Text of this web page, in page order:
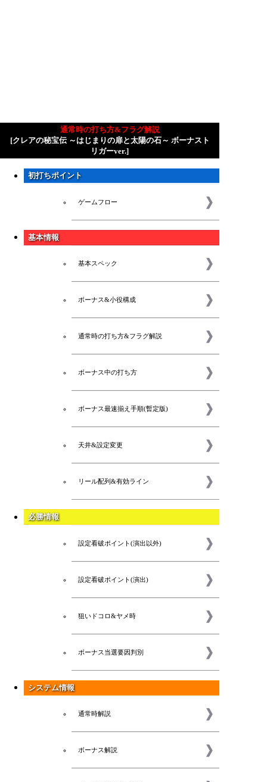
通常時の打ち方&フラグ解説
[クレアの秘宝伝 ～はじまりの扉と太陽の石～ ボーナスト
リガーver.]
初打ちポイント
ゲームフロー
基本情報
基本スペック
ボーナス&小役構成
通常時の打ち方&フラグ解説
ボーナス中の打ち方
ボーナス最速揃え手順(暫定版)
天井&設定変更
リール配列&有効ライン
必勝情報
設定看破ポイント(演出以外)
設定看破ポイント(演出)
狙いドコロ&ヤメ時
ボーナス当選要因判別
システム情報
通常時解説
ボーナス解説